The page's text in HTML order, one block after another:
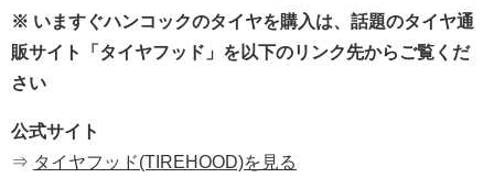
※ いますぐハンコックのタイヤを購入は、話題のタイヤ通
販サイト「タイヤフッド」を以下のリンク先からご覧くだ
さい
公式サイト
⇒ タイヤフッド(TIREHOOD)を見る